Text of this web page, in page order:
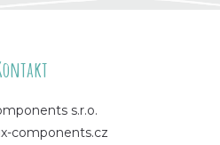
s.r.o.
components.cz